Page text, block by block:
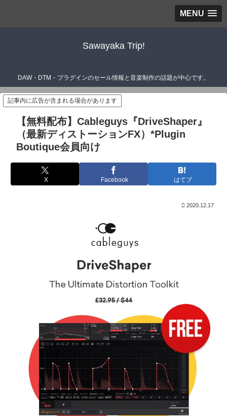
MENU
Sawayaka Trip!
DAW・DTM・プラグインのセール情報と音楽制作の話題が中心です。
記事内に広告が含まれる場合があります
【無料配布】Cableguys『DriveShaper』
（最新ディストーションFX）*Plugin
Boutique会員向け
X Facebook はてブ
2020.12.17